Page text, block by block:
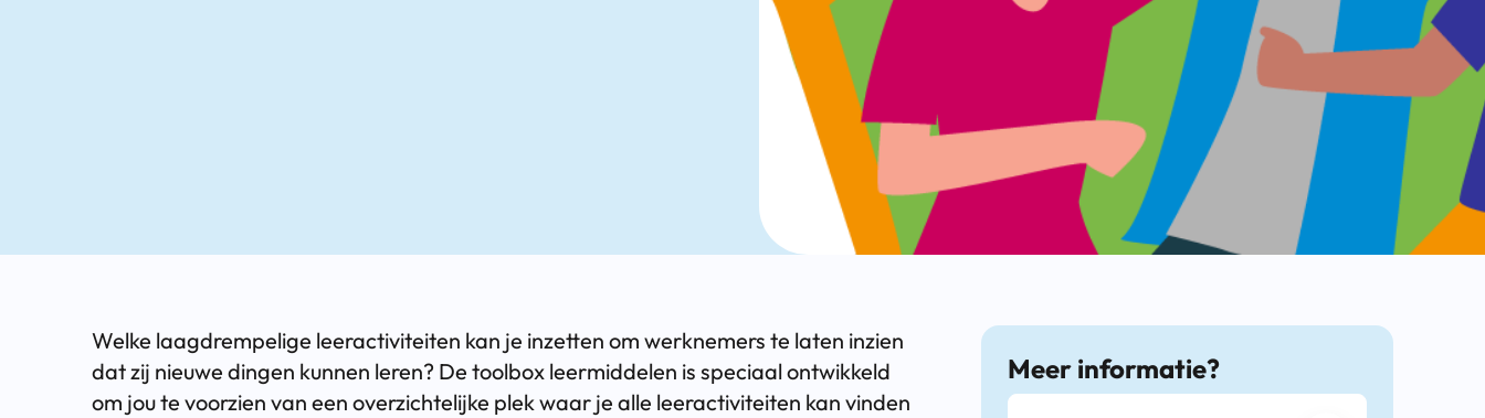
Welke laagdrempelige leeractiviteiten kan je inzetten om werknemers te laten inzien
dat zij nieuwe dingen kunnen leren? De toolbox leermiddelen is speciaal ontwikkeld
om jou te voorzien van een overzichtelijke plek waar je alle leeractiviteiten kan vinden
Meer informatie?